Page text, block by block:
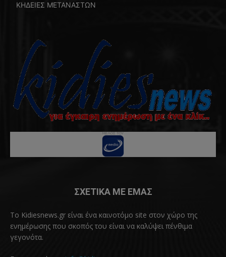
ΚΗΔΕΙΕΣ ΜΕΤΑΝΑΣΤΩΝ
ΣΧΕΤΙΚΑ ΜΕ ΕΜΑΣ
Το Kidiesnews.gr είναι ένα καινοτόμο site στον χώρο της
ενημέρωσης που σκοπός του είναι να καλύψει πένθιμα
γεγονότα.